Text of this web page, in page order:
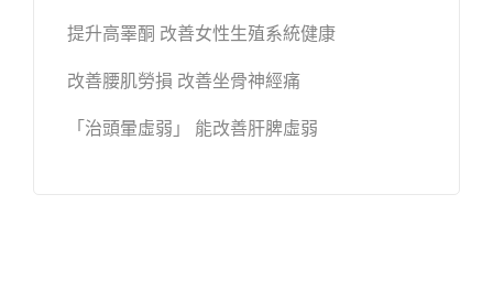
提升高睪酮 改善女性生殖系統健康
改善腰肌勞損 改善坐骨神經痛
「治頭暈虛弱」 能改善肝脾虛弱